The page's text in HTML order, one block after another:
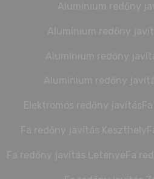
Alumínium redőny
Alumínium redőny
Alumínium redőny
Alumínium redőny
Elektromos redőny javítás
Fa redőny javítás Keszthely
Fa redőny javítás Letenye Fa